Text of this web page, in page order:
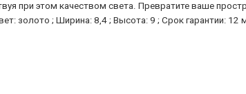
при этом качеством света. Превратите ваше
золото ; Ширина: 8,4 ; Высота: 9 ; Срок гарантии: